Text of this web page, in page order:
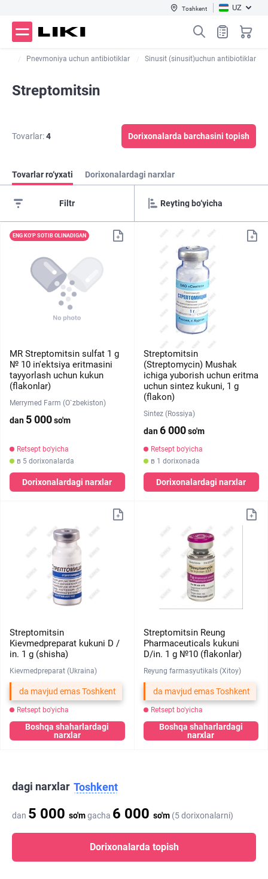
Toshkent UZ
Pnevmoniya uchun antibiotiklar Sinusit (sinusit)uchun antibiotiklar
Streptomitsin
Tovarlar:4 Dorixonalarda barchasini topish
Tovarlar ro‘yxati Dorixonalardagi narxlar
Filtr
ENG KO‘P SOTIB OLINADIGAN
MR Streptomitsin sulfat 1 g
№ 10 in'ektsiya eritmasini
tayyorlash uchun kukun
(flakonlar)
Merrymed Farm (O`zbekiston)
dan 5 000so'm
Retsept bo'yicha
в 5 dorixonalarda
Dorixonalardagi narxlar
Streptomitsin
(Streptomycin) Mushak
ichiga yuborish uchun eritma
uchun sintez kukuni, 1 g
(flakon)
Sintez (Rossiya)
dan6 000so'm
Retsept bo'yicha
в 1 dorixonada
Dorixonalardagi narxlar
Streptomitsin
Kievmedpreparat kukuni D /
in. 1 g (shisha)
Kievmedpreparat (Ukraina)
da mavjud emas Toshkent
Retsept bo'yicha
Boshqa shaharlardagi
narxlar
Streptomitsin Reung
Pharmaceuticals kukuni
D/in. 1 g №10 (flakonlar)
Reyung farmasyutikals (Xitoy)
da mavjud emas Toshkent
Retsept bo'yicha
Boshqa shaharlardagi
narxlar
dagi narxlar Toshkent
dan 5 000 so'mgacha 6 000 so'm (5 dorixonalarni)
Dorixonalarda topish